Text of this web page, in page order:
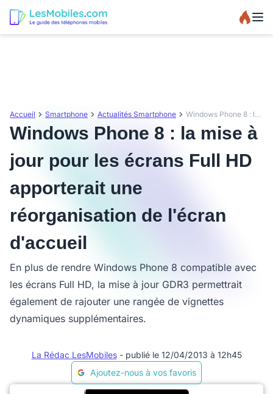
Accueil Smartphone Actualités Smartphone Windows Phone 8 : la mise à jour pour les écrans Full HD apporterait une réorganisation de l'écran d'accueil
Windows Phone 8 : la mise à
jour pour les écrans Full HD
apporterait une
réorganisation de l'écran
d'accueil
En plus de rendre Windows Phone 8 compatible avec
les écrans Full HD, la mise à jour GDR3 permettrait
également de rajouter une rangée de vignettes
dynamiques supplémentaires.
La Rédac LesMobiles - publié le 12/04/2013 à 12h45
Ajoutez-nous à vos favoris